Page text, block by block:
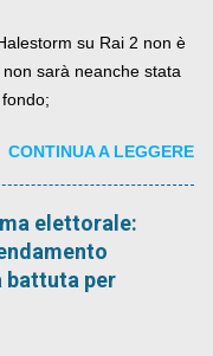
su Rai 2 non è
sarà neanche stata
CONTINUA A LEGGERE
elettorale:
battuta per